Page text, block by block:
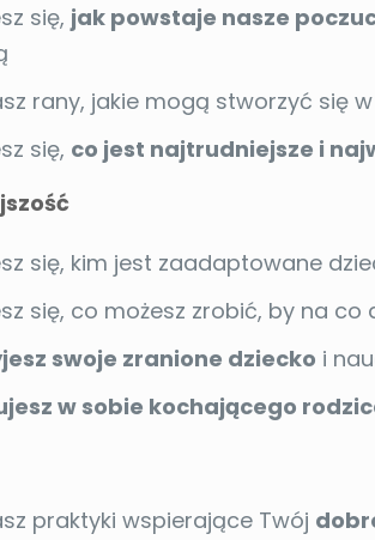
się, jak powstaje nasze
rany, jakie mogą stworzyć się
się, co jest najtrudniejsze i
się, kim jest zaadaptowane
się, co możesz zrobić, by na
swoje zranione dziecko i
w sobie kochającego
praktyki wspierające Twój